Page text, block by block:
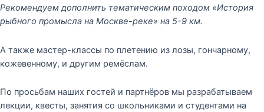
Рекомендуем дополнить тематическим походом «История
рыбного промысла на Москве-реке» на 5-9 км.
А также мастер-классы по плетению из лозы, гончарному,
кожевенному, и другим ремёслам.
По просьбам наших гостей и партнёров мы разрабатываем
лекции, квесты, занятия со школьниками и студентами на